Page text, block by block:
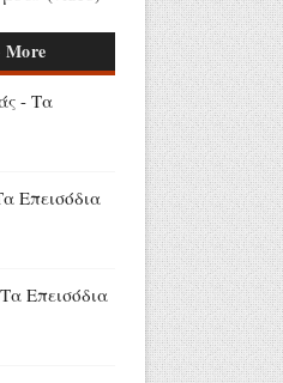
Κ20:
για την
στο
Herbert:
- Τα
Επεισόδια
Επεισόδια